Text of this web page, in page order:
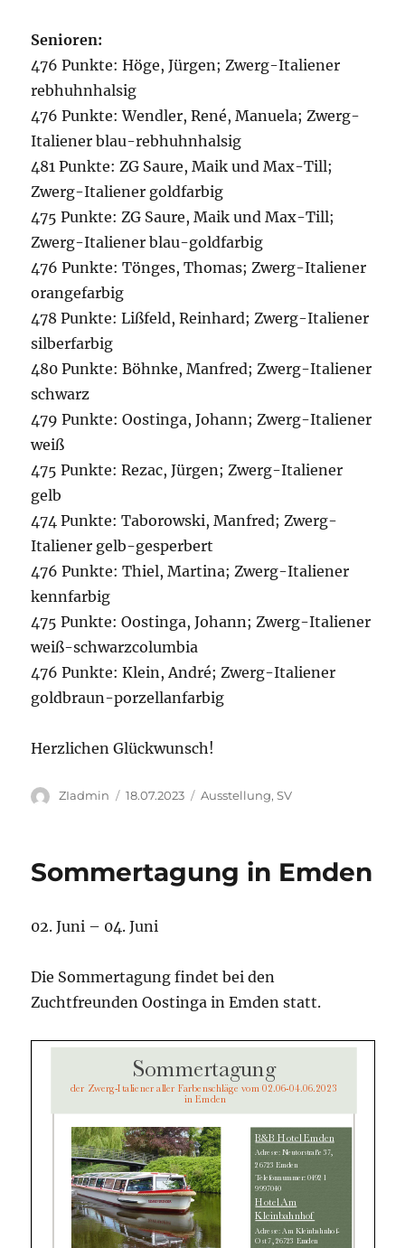
Senioren:
476 Punkte: Höge, Jürgen; Zwerg-Italiener
rebhuhnhalsig
476 Punkte: Wendler, René, Manuela; Zwerg-
Italiener blau-rebhuhnhalsig
481 Punkte: ZG Saure, Maik und Max-Till;
Zwerg-Italiener goldfarbig
475 Punkte: ZG Saure, Maik und Max-Till;
Zwerg-Italiener blau-goldfarbig
476 Punkte: Tönges, Thomas; Zwerg-Italiener
orangefarbig
478 Punkte: Lißfeld, Reinhard; Zwerg-Italiener
silberfarbig
480 Punkte: Böhnke, Manfred; Zwerg-Italiener
schwarz
479 Punkte: Oostinga, Johann; Zwerg-Italiener
weiß
475 Punkte: Rezac, Jürgen; Zwerg-Italiener
gelb
474 Punkte: Taborowski, Manfred; Zwerg-
Italiener gelb-gesperbert
476 Punkte: Thiel, Martina; Zwerg-Italiener
kennfarbig
475 Punkte: Oostinga, Johann; Zwerg-Italiener
weiß-schwarzcolumbia
476 Punkte: Klein, André; Zwerg-Italiener
goldbraun-porzellanfarbig
Herzlichen Glückwunsch!
Autor
ZIadmin
Veröffentlicht
18.07.2023 Kategorien
Ausstellung,SV
Sommertagung in Emden
02. Juni – 04. Juni
Die Sommertagung findet bei den
Zuchtfreunden Oostinga in Emden statt.